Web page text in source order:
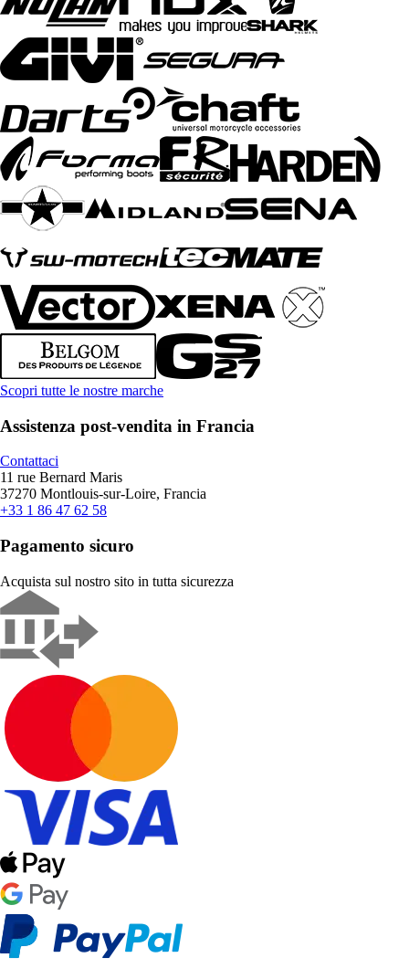
Scopri tutte le nostre marche
Assistenza post-vendita in Francia
Contattaci
11 rue Bernard Maris
37270 Montlouis-sur-Loire, Francia
+33 1 86 47 62 58
Pagamento sicuro
Acquista sul nostro sito in tutta sicurezza